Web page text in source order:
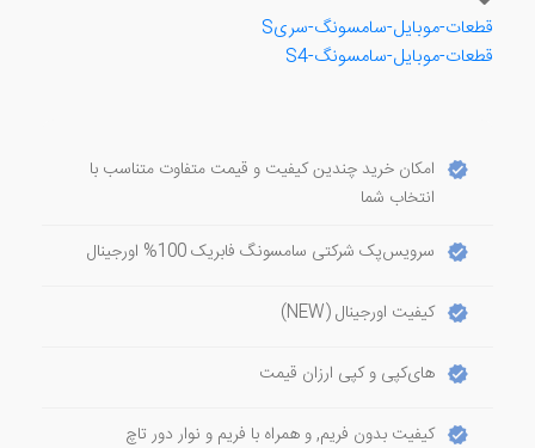
قطعات-موبایل-سامسونگ-سریS
قطعات-موبایل-سامسونگ-S4
امکان خرید چندین کیفیت و قیمت متفاوت متناسب با
انتخاب شما
سرویس‌پک شرکتی سامسونگ فابریک 100% اورجینال
کیفیت اورجینال (NEW)
های‌کپی و کپی ارزان قیمت
کیفیت بدون فریم, و همراه با فریم و نوار دور تاچ